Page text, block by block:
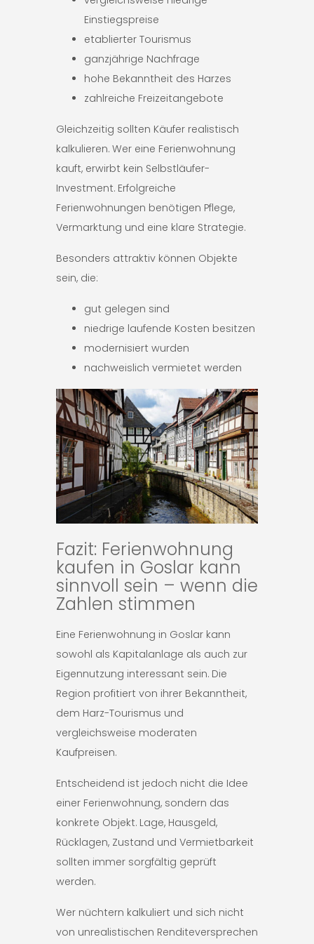
Einstiegspreise
etablierter Tourismus
ganzjährige Nachfrage
hohe Bekanntheit des Harzes
zahlreiche Freizeitangebote
Gleichzeitig sollten Käufer realistisch
kalkulieren. Wer eine Ferienwohnung
kauft, erwirbt kein Selbstläufer-
Investment. Erfolgreiche
Ferienwohnungen benötigen Pflege,
Vermarktung und eine klare Strategie.
Besonders attraktiv können Objekte
sein, die:
gut gelegen sind
niedrige laufende Kosten besitzen
modernisiert wurden
nachweislich vermietet werden
Fazit: Ferienwohnung
kaufen in Goslar kann
sinnvoll sein – wenn die
Zahlen stimmen
Eine Ferienwohnung in Goslar kann
sowohl als Kapitalanlage als auch zur
Eigennutzung interessant sein. Die
Region profitiert von ihrer Bekanntheit,
dem Harz-Tourismus und
vergleichsweise moderaten
Kaufpreisen.
Entscheidend ist jedoch nicht die Idee
einer Ferienwohnung, sondern das
konkrete Objekt. Lage, Hausgeld,
Rücklagen, Zustand und Vermietbarkeit
sollten immer sorgfältig geprüft
werden.
Wer nüchtern kalkuliert und sich nicht
von unrealistischen Renditeversprechen